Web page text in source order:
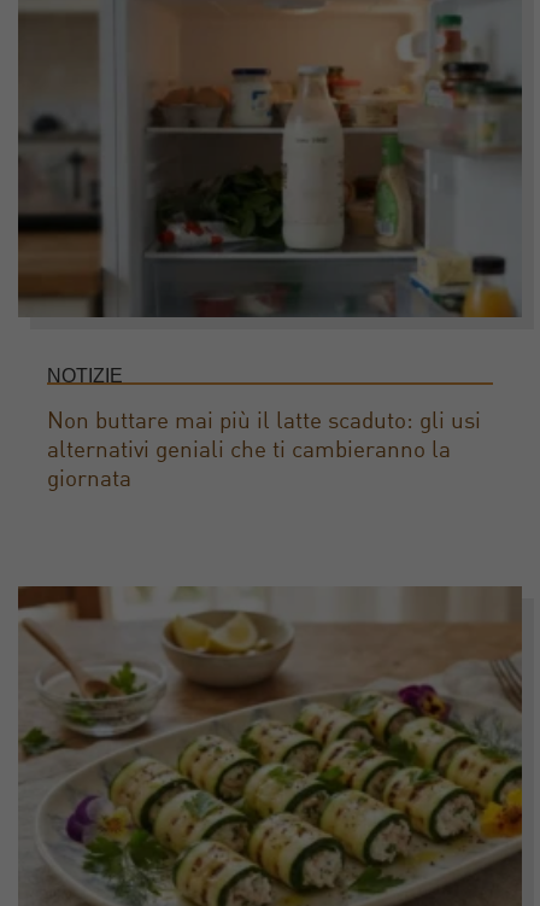
NOTIZIE
Non buttare mai più il latte scaduto: gli usi
alternativi geniali che ti cambieranno la
giornata